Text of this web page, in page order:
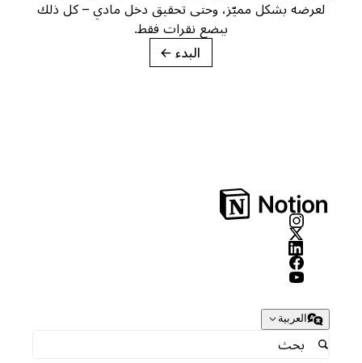
لعرضه بشكل مميّز، وحتى تحقيق دخل مادي – كل ذلك
ببضع نقرات فقط.
→
العربية